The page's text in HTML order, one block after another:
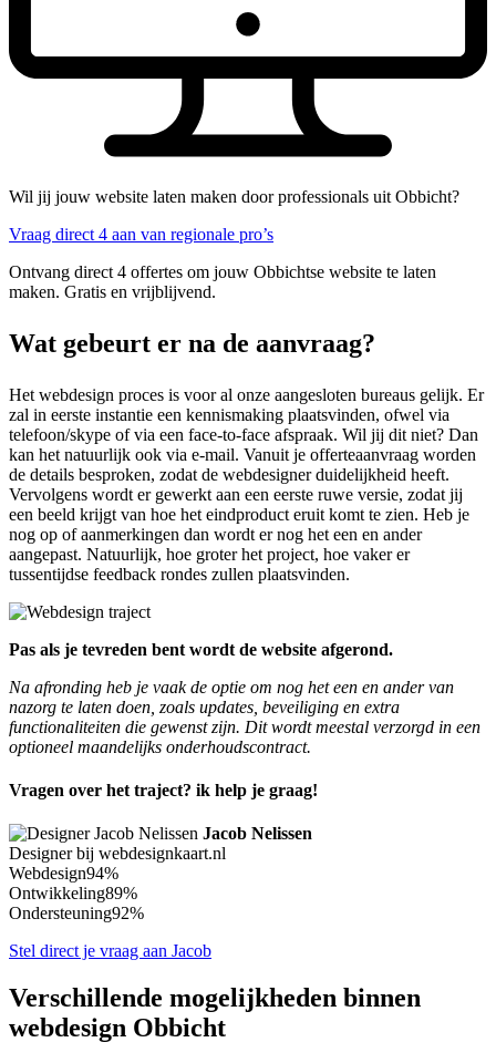
Wil jij jouw website laten maken door professionals uit Obbicht?
Vraag direct 4 aan van regionale pro’s
Ontvang direct 4 offertes om jouw Obbichtse website te laten
maken. Gratis en vrijblijvend.
Wat gebeurt er na de aanvraag?
Het webdesign proces is voor al onze aangesloten bureaus gelijk. Er
zal in eerste instantie een kennismaking plaatsvinden, ofwel via
telefoon/skype of via een face-to-face afspraak. Wil jij dit niet? Dan
kan het natuurlijk ook via e-mail. Vanuit je offerteaanvraag worden
de details besproken, zodat de webdesigner duidelijkheid heeft.
Vervolgens wordt er gewerkt aan een eerste ruwe versie, zodat jij
een beeld krijgt van hoe het eindproduct eruit komt te zien. Heb je
nog op of aanmerkingen dan wordt er nog het een en ander
aangepast. Natuurlijk, hoe groter het project, hoe vaker er
tussentijdse feedback rondes zullen plaatsvinden.
Pas als je tevreden bent wordt de website afgerond.
Na afronding heb je vaak de optie om nog het een en ander van
nazorg te laten doen, zoals updates, beveiliging en extra
functionaliteiten die gewenst zijn. Dit wordt meestal verzorgd in een
optioneel maandelijks onderhoudscontract.
Vragen over het traject? ik help je graag!
Jacob Nelissen
Designer bij webdesignkaart.nl
Webdesign94%
Ontwikkeling89%
Ondersteuning92%
Stel direct je vraag aan Jacob
Verschillende mogelijkheden binnen
webdesign Obbicht